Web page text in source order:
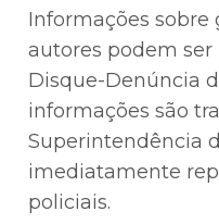
Informações sobre
autores podem ser
Disque-Denúncia
informações são
Superintendência
imediatamente
policiais.